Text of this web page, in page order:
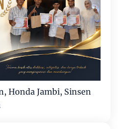
Honda Jambi, Sinsen